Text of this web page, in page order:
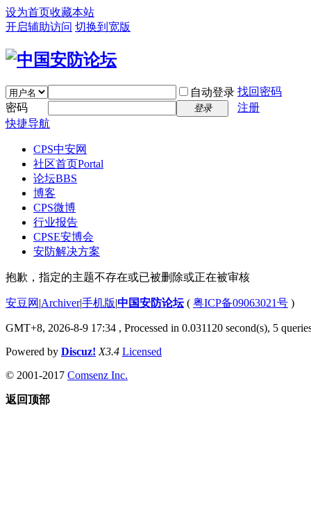
设为首页收藏本站
开启辅助访问 切换到宽版
自动登录 找回密码
密码
登录
注册
快捷导航
CPS中安网
社区首页Portal
论坛BBS
博客
CPS微博
行业报告
CPSE安博会
安防解决方案
抱歉，指定的主题不存在或已被删除或正在被审核
安豆网 |Archiver|手机版|中国安防论坛( 粤ICP备09063021号 )
GMT+8, 2026-8-9 17:34 , Processed in 0.031120 second(s), 5
Powered by Discuz! X3.4 Licensed
© 2001-2017 Comsenz Inc.
返回顶部